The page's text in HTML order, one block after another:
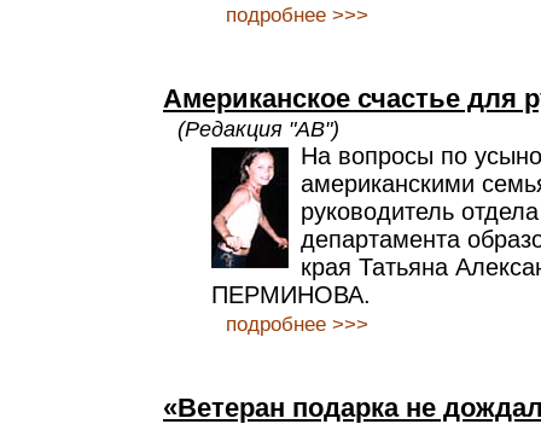
подробнее >>>
Американское счастье для
(Редакция "АВ")
На вопросы по
американскими
руководитель
департамента
края Татьяна
ПЕРМИНОВА.
подробнее >>>
«Ветеран подарка не